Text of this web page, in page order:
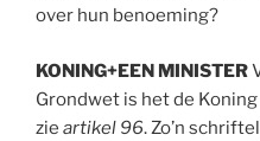
over hun benoeming?
KONING+EEN MINISTER
Grondwet is het de
zie artikel 96. Zo’n